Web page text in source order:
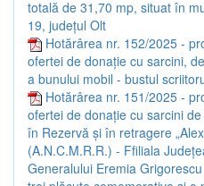
totală de 31,70 mp, situat în
19, județul Olt
Hotărârea nr. 152/2025 -
ofertei de donație cu sarcini,
a bunului mobil - bustul
Hotărârea nr. 151/2025 -
ofertei de donație cu sarcini
în Rezervă și în retragere
(A.N.C.M.R.R.) - Ffiliala
Generalului Eremia